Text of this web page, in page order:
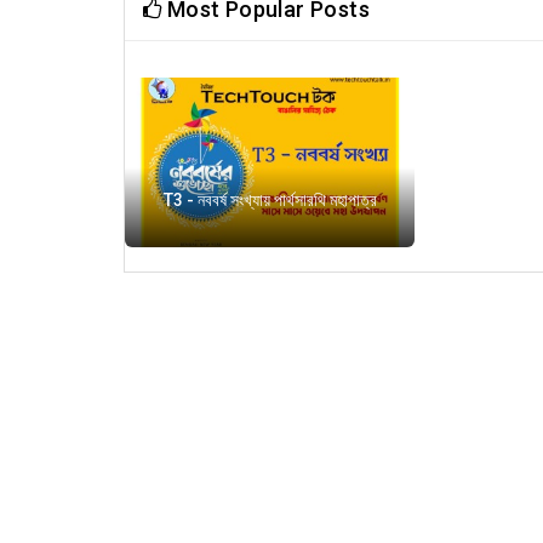
Most Popular Posts
T3 - নববর্ষ সংখ্যায় পার্থসারথি মহাপাত্র